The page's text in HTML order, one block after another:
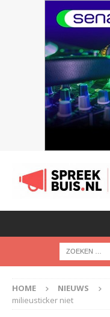
HOME NIEUWS
milieusticker niet